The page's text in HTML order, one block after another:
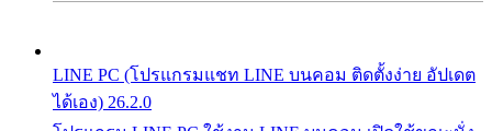
LINE PC (โปรแกรมแชท LINE บนคอม ติดตั้งง่าย อัปเดต
ได้เอง) 26.2.0